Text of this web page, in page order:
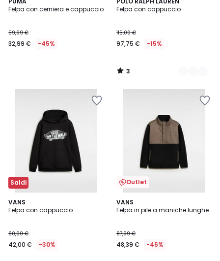
Felpa con cerniera e cappuccio
59,99 €
32,99 € -45%
Felpa con cappuccio
115,00 €
97,75 € -15%
/
2
Colori
3
/
Saldi
VANS
Felpa con cappuccio
60,00 €
42,00 € -30%
Outlet
VANS
Felpa in pile a maniche lunghe
87,99 €
48,39 € -45%
1
/